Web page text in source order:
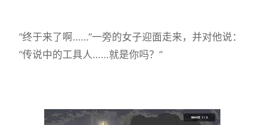
“终于来了啊……”一旁的女子迎面走来，并对他说：
“传说中的工具人……就是你吗？”